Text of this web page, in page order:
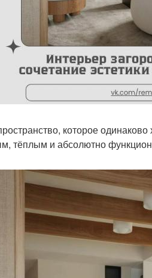
которое
тёплым и абсолютно